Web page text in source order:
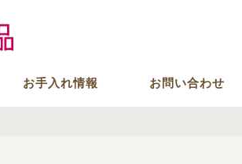
お手入れ情報 お問い合わせ